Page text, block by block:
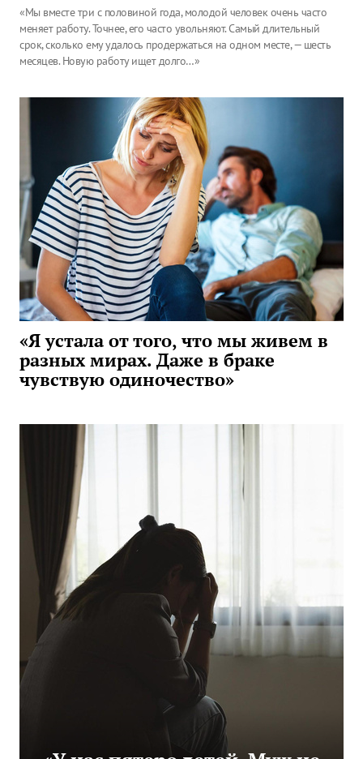
«Мы вместе три с половиной года, молодой человек очень часто
меняет работу. Точнее, его часто увольняют. Самый длительный
срок, сколько ему удалось продержаться на одном месте, — шесть
месяцев. Новую работу ищет долго…»
«Я устала от того, что мы живем в
разных мирах. Даже в браке
чувствую одиночество»